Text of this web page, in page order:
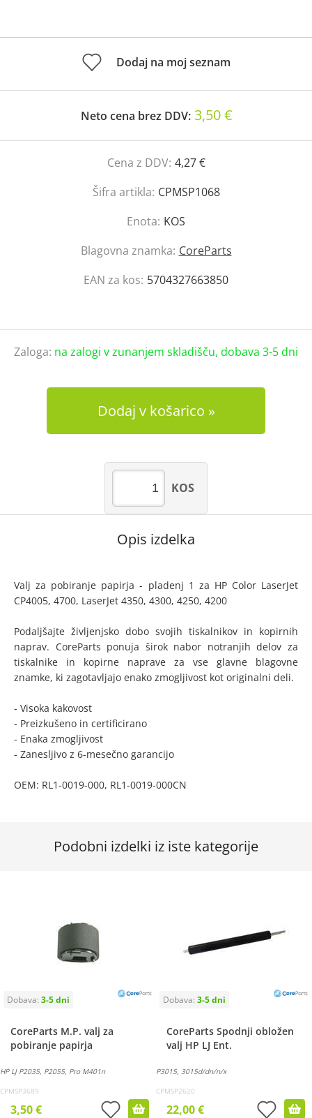
Dodaj na moj seznam
Neto cena brez DDV: 3,50 €
Cena z DDV: 4,27 €
Šifra artikla: CPMSP1068
Enota: KOS
Blagovna znamka: CoreParts
EAN za kos: 5704327663850
Zaloga: na zalogi v zunanjem skladišču, dobava 3-5 dni
Dodaj v košarico
KOS
Opis izdelka
Valj za pobiranje papirja - pladenj 1 za HP Color LaserJet
CP4005, 4700, LaserJet 4350, 4300, 4250, 4200
Podaljšajte življenjsko dobo svojih tiskalnikov in kopirnih
naprav. CoreParts ponuja širok nabor notranjih delov za
tiskalnike in kopirne naprave za vse glavne blagovne
znamke, ki zagotavljajo enako zmogljivost kot originalni deli.
- Visoka kakovost
- Preizkušeno in certificirano
- Enaka zmogljivost
- Zanesljivo z 6-mesečno garancijo
OEM: RL1-0019-000, RL1-0019-000CN
Podobni izdelki iz iste kategorije
CoreParts M.P. valj za
pobiranje papirja
HP LJ P2035, P2055, Pro M401n
CPMSP3689
3,50 €
CoreParts Spodnji obložen
valj HP LJ Ent.
P3015, 3015d/dn/n/x
CPMSP2620
22,00 €